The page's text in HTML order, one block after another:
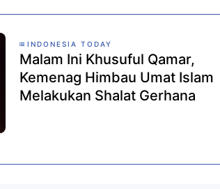
INDONESIA TODAY
Malam Ini Khusuful Qamar,
Kemenag Himbau Umat Islam
Melakukan Shalat Gerhana